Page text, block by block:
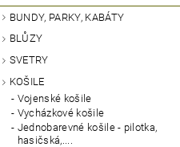
BUNDY, PARKY, KABÁTY
BLŮZY
SVETRY
KOŠILE
Vojenské košile
Vycházkové košile
Jednobarevné košile - pilotka,
hasičská,....